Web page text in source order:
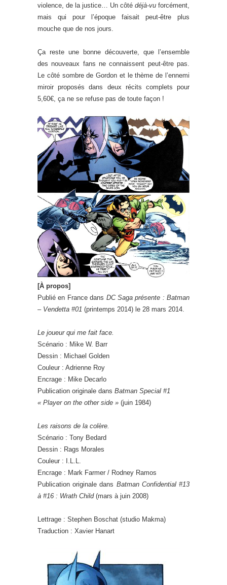
violence, de la justice… Un côté déjà-vu forcément,
mais qui pour l’époque faisait peut-être plus
mouche que de nos jours.
Ça reste une bonne découverte, que l’ensemble
des nouveaux fans ne connaissent peut-être pas.
Le côté sombre de Gordon et le thème de l’ennemi
miroir proposés dans deux récits complets pour
5,60€, ça ne se refuse pas de toute façon !
[À propos]
Publié en France dans DC Saga présente : Batman
– Vendetta #01 (printemps 2014) le 28 mars 2014.
Le joueur qui me fait face.
Scénario : Mike W. Barr
Dessin : Michael Golden
Couleur : Adrienne Roy
Encrage : Mike Decarlo
Publication originale dans Batman Special #1
« Player on the other side » (juin 1984)
Les raisons de la colère.
Scénario : Tony Bedard
Dessin : Rags Morales
Couleur : I.L.L.
Encrage : Mark Farmer / Rodney Ramos
Publication originale dans Batman Confidential #13
à #16 : Wrath Child(mars à juin 2008)
Lettrage : Stephen Boschat (studio Makma)
Traduction : Xavier Hanart